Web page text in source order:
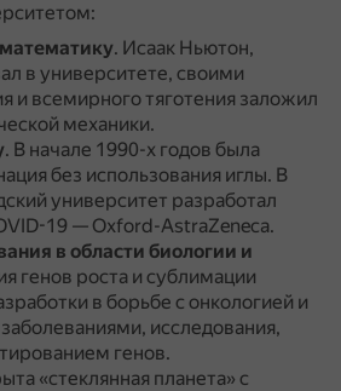
. Исаак Ньютон,
в университете, своими
и всемирного тяготения заложил
механики.
. В начале 1990-х годов была
без использования иглы. В
университет разработал
19 — Oxford-AstraZeneca.
в области биологии и
генов роста и сублимации
в борьбе с онкологией и
исследования,
генов.
«стеклянная планета» с